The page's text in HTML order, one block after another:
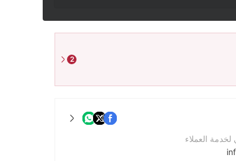
2
لخدمة العملاء